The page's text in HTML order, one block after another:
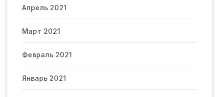
Апрель 2021
Март 2021
Февраль 2021
Январь 2021